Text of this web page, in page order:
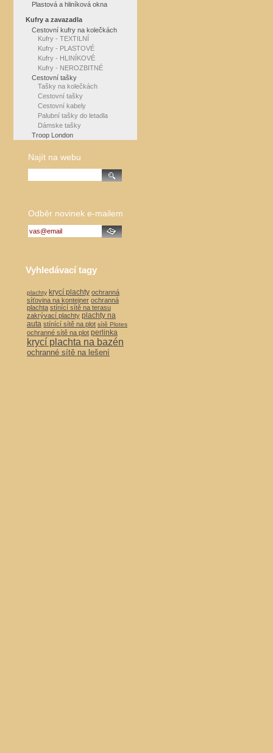
Plastová a hliníková okna
Kufry a zavazadla
Cestovní kufry na kolečkách
Kufry - TEXTILNÍ
Kufry - PLASTOVÉ
Kufry - HLINÍKOVÉ
Kufry - NEROZBITNÉ
Cestovní tašky
Tašky na kolečkách
Cestovní tašky
Cestovní kabely
Palubní tašky do letadla
Dámske tašky
Troop London
Najít na webu
Odběr novinek e-mailem
Vyhledávací tagy
plachty krycí plachty ochranná
síťovina na kontejner ochranná
plachta stínící sítě na terasu
zakrývací plachty plachty na
auta stínící sítě na plot sítě Plotes
ochranné sítě na plot perlinka
krycí plachta na bazén
ochranné sítě na lešení